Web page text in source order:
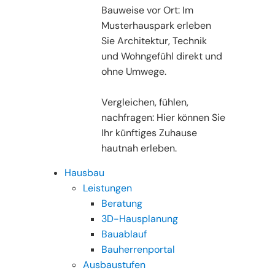
Bauweise vor Ort: Im
Musterhauspark erleben
Sie Architektur, Technik
und Wohngefühl direkt und
ohne Umwege.
Vergleichen, fühlen,
nachfragen: Hier können Sie
Ihr künftiges Zuhause
hautnah erleben.
Hausbau
Leistungen
Beratung
3D-Hausplanung
Bauablauf
Bauherrenportal
Ausbaustufen